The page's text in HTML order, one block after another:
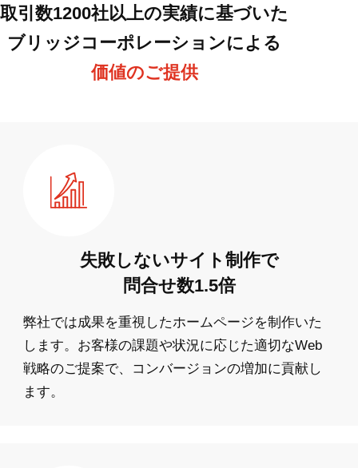
取引数1200社以上の実績に基づいた
ブリッジコーポレーションによる
価値のご提供
失敗しないサイト制作で
問合せ数1.5倍
弊社では成果を重視したホームページを制作いた
します。お客様の課題や状況に応じた適切なWeb
戦略のご提案で、コンバージョンの増加に貢献し
ます。